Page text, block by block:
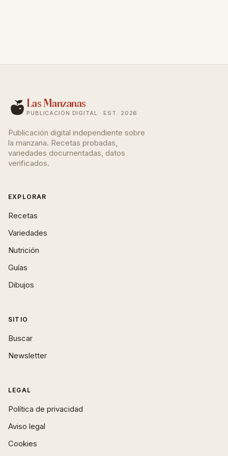
Las Manzanas
PUBLICACIÓN DIGITAL · EST. 2026
Publicación digital independiente sobre
la manzana. Recetas probadas,
variedades documentadas, datos
verificados.
EXPLORAR
Recetas
Variedades
Nutrición
Guías
Dibujos
SITIO
Buscar
Newsletter
LEGAL
Política de privacidad
Aviso legal
Cookies